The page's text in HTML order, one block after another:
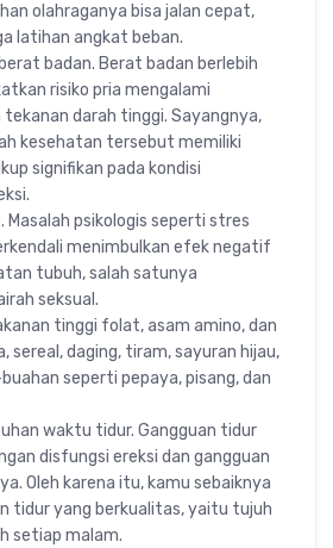
olahraganya bisa jalan cepat,
latihan angkat beban.
badan. Berat badan berlebih
risiko pria mengalami
darah tinggi. Sayangnya,
kesehatan tersebut memiliki
signifikan pada kondisi
Masalah psikologis seperti stres
menimbulkan efek negatif
tubuh, salah satunya
seksual.
tinggi folat, asam amino, dan
sereal, daging, tiram, sayuran hijau,
seperti pepaya, pisang, dan
waktu tidur. Gangguan tidur
disfungsi ereksi dan gangguan
Oleh karena itu, kamu sebaiknya
tidur yang berkualitas, yaitu tujuh
setiap malam.